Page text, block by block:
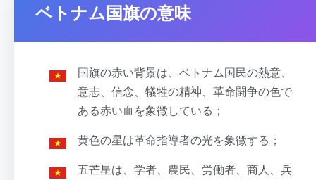
ベトナム国旗の意味
国旗の赤い背景は、ベトナム国民の熱意、
意志、信念、犠牲の精神、革命闘争の色で
ある赤い血を象徴している；
黄色の星は革命指導者の光を象徴する；
五芒星は、学者、農民、労働者、商人、兵